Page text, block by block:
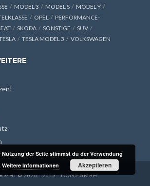
MODEL 3 MODEL S
MODEL Y
OPEL
PERFORMANCE-
SKODA SONSTIGE
SUV
TESLA MODEL 3 VOLKSWAGEN
© 2026 - 2013 - LOG42 GMBH
Nutzung der Seite stimmst du der Verwendung
Weitere Informationen Akzeptieren